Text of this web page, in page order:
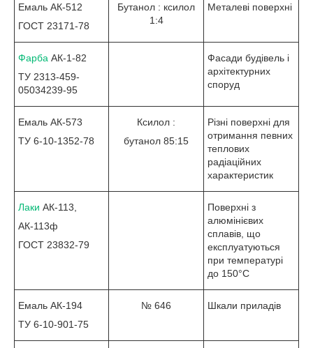
Емаль АК-512
ГОСТ 23171-78
Бутанол : ксилол
1:4
Металеві поверхні
Фарба АК-1-82
ТУ 2313-459-
05034239-95
Фасади будівель і
архітектурних
споруд
Емаль АК-573
ТУ 6-10-1352-78
Ксилол :
бутанол 85:15
Різні поверхні для
отримання певних
теплових
радіаційних
характеристик
Лаки АК-113,
АК-113ф
ГОСТ 23832-79
Поверхні з
алюмінієвих
сплавів, що
експлуатуються
при температурі
до 150°С
Емаль АК-194
ТУ 6-10-901-75
№ 646 Шкали приладів